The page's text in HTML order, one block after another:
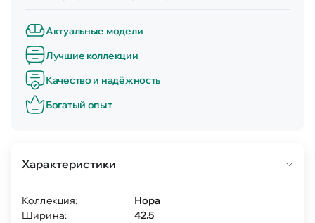
Актуальные модели
Лучшие коллекции
Качество и надёжность
Богатый опыт
Характеристики
Коллекция:
Нора
Ширина:
42.5